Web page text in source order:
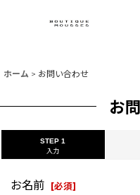
ホーム > お問い合わせ
お
STEP 1
入力
お名前 [必須]